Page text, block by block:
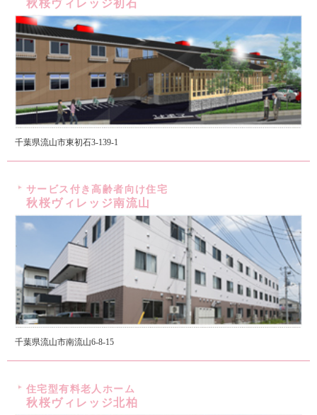
秋桜ヴィレッジ初石
千葉県流山市東初石3-139-1
サービス付き高齢者向け住宅
秋桜ヴィレッジ南流山
千葉県流山市南流山6-8-15
住宅型有料老人ホーム
秋桜ヴィレッジ北柏